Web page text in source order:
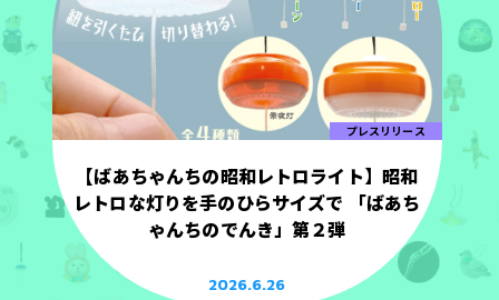
プレスリリース
【ばあちゃんちの昭和レトロライト】昭和
レトロな灯りを手のひらサイズで 「ばあち
ゃんちのでんき」第２弾
2026.6.26